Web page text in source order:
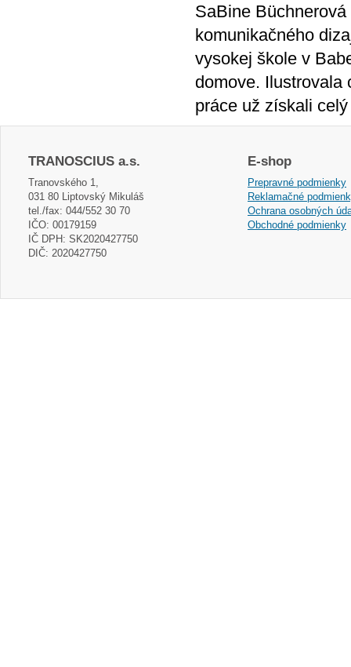
SaBine
komunikačného
vysokej škole v
domove. Ilustrovala
práce už získali
TRANOSCIUS a.s.
Tranovského 1,
031 80 Liptovský Mikuláš
tel./fax: 044/552 30 70
IČO: 00179159
IČ DPH: SK2020427750
DIČ: 2020427750
E-shop
Prepravné podmienky
Reklamačné
Ochrana osobných
Obchodné podmienky